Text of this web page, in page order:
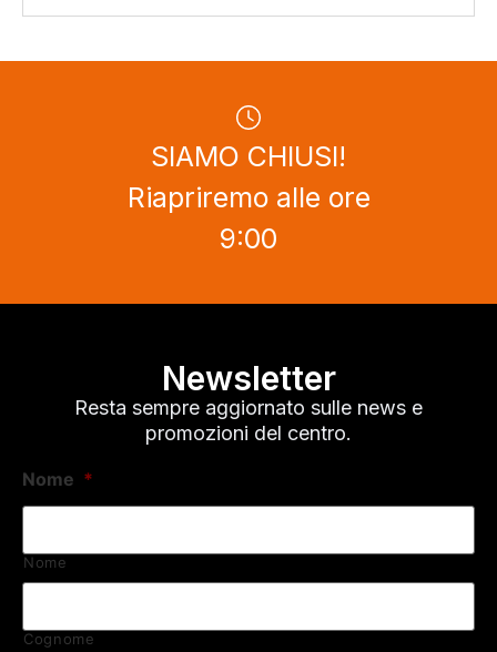
SIAMO CHIUSI!
Riapriremo alle ore
9:00
Newsletter
Resta sempre aggiornato sulle news e
promozioni del centro.
Nome *
Nome
Cognome